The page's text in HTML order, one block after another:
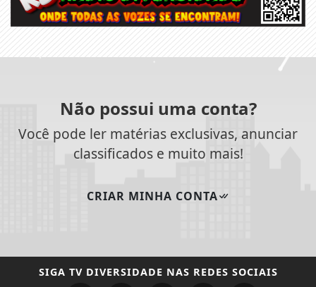
Não possui uma conta?
Você pode ler matérias exclusivas, anunciar
classificados e muito mais!
CRIAR MINHA CONTA
SIGA TV DIVERSIDADE NAS REDES SOCIAIS